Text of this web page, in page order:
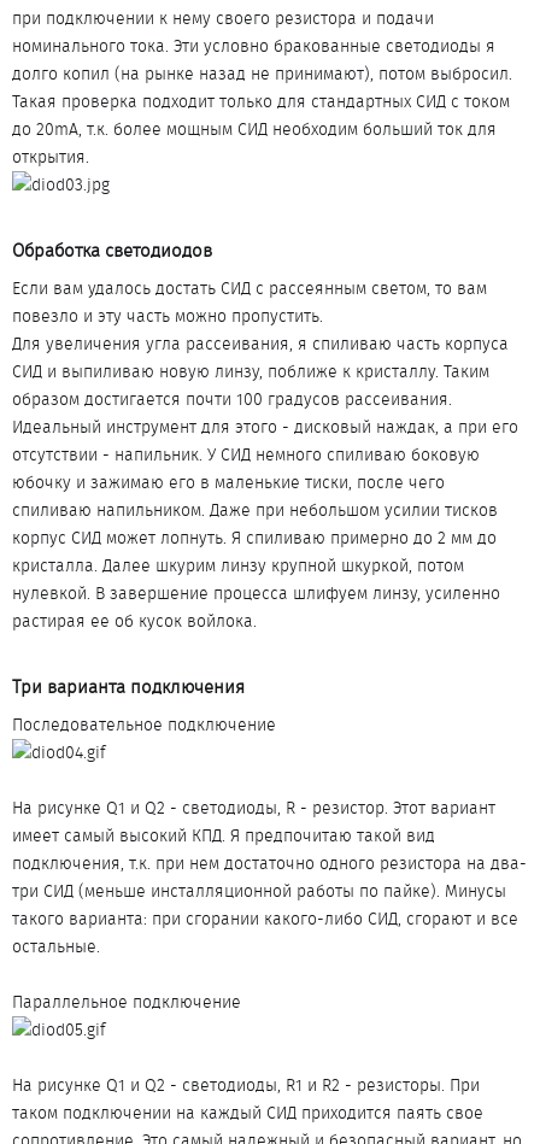
при подключении к нему своего резистора и подачи
номинального тока. Эти условно бракованные светодиоды я
долго копил (на рынке назад не принимают), потом выбросил.
Такая проверка подходит только для стандартных СИД с током
до 20mA, т.к. более мощным СИД необходим больший ток для
открытия.
Обработка светодиодов​
Если вам удалось достать СИД с рассеянным светом, то вам
повезло и эту часть можно пропустить.
Для увеличения угла рассеивания, я спиливаю часть корпуса
СИД и выпиливаю новую линзу, поближе к кристаллу. Таким
образом достигается почти 100 градусов рассеивания.
Идеальный инструмент для этого - дисковый наждак, а при его
отсутствии - напильник. У СИД немного спиливаю боковую
юбочку и зажимаю его в маленькие тиски, после чего
спиливаю напильником. Даже при небольшом усилии тисков
корпус СИД может лопнуть. Я спиливаю примерно до 2 мм до
кристалла. Далее шкурим линзу крупной шкуркой, потом
нулевкой. В завершение процесса шлифуем линзу, усиленно
растирая ее об кусок войлока.
Три варианта подключения​
Последовательное подключение
На рисунке Q1 и Q2 - светодиоды, R - резистор. Этот вариант
имеет самый высокий КПД. Я предпочитаю такой вид
подключения, т.к. при нем достаточно одного резистора на два-
три СИД (меньше инсталляционной работы по пайке). Минусы
такого варианта: при сгорании какого-либо СИД, сгорают и все
остальные.
Параллельное подключение
На рисунке Q1 и Q2 - светодиоды, R1 и R2 - резисторы. При
таком подключении на каждый СИД приходится паять свое